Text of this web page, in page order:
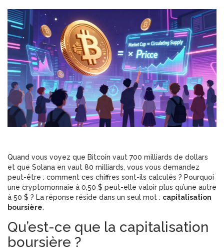
Quand vous voyez que Bitcoin vaut 700 milliards de dollars
et que Solana en vaut 80 milliards, vous vous demandez
peut-être : comment ces chiffres sont-ils calculés ? Pourquoi
une cryptomonnaie à 0,50 $ peut-elle valoir plus qu’une autre
à 50 $ ? La réponse réside dans un seul mot : capitalisation
boursière.
Qu’est-ce que la capitalisation
boursière ?